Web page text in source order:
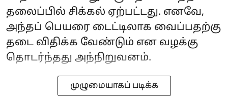
தலைப்பில் சிக்கல் ஏற்பட்டது. எனவே,
அந்தப் பெயரை டைட்டிலாக வைப்பதற்கு
தடை விதிக்க வேண்டும் என வழக்கு
தொடர்ந்தது அந்நிறுவனம்.
முழுமையாகப் படிக்க